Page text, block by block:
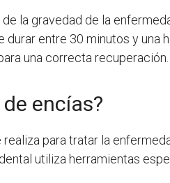
la gravedad de la
entre 30 minutos y
una correcta recuperación.
encías?
para tratar la
utiliza herramientas